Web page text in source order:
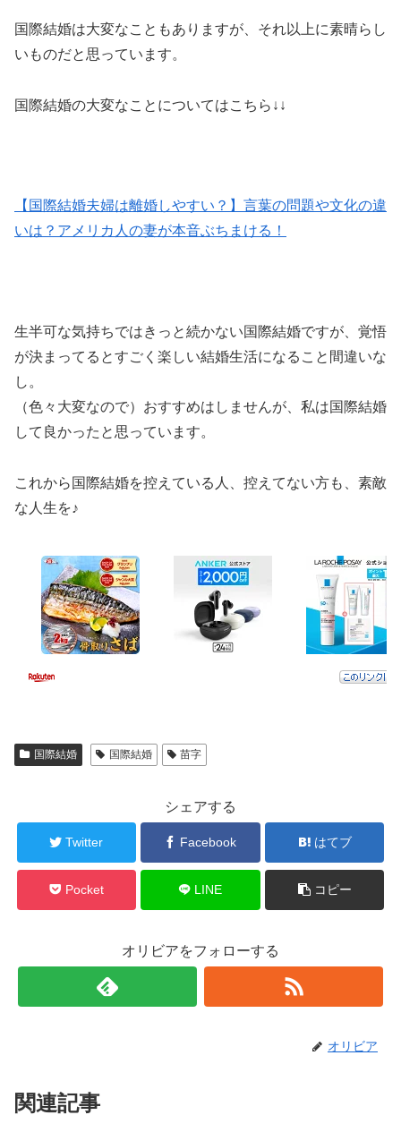
国際結婚は大変なこともありますが、それ以上に素晴らし
いものだと思っています。
国際結婚の大変なことについてはこちら↓↓
【国際結婚夫婦は離婚しやすい？】言葉の問題や文化の違
いは？アメリカ人の妻が本音ぶちまける！
生半可な気持ちではきっと続かない国際結婚ですが、覚悟
が決まってるとすごく楽しい結婚生活になること間違いな
し。
（色々大変なので）おすすめはしませんが、 私は国際結婚
して良かったと思っています。
これから国際結婚を控えている人、控えてない方も、素敵
な人生を♪
国際結婚 国際結婚 苗字
シェアする
Twitter Facebook はてブ
Pocket LINE コピー
オリビアをフォローする
オリビア
関連記事